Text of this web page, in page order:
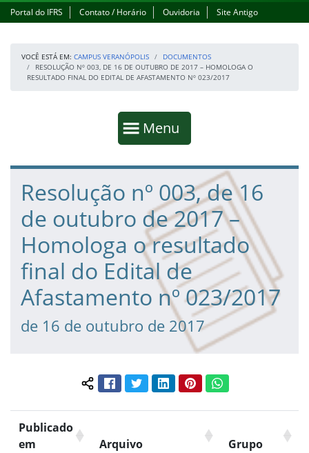
Portal do IFRS Contato / Horário Ouvidoria Site Antigo
VOCÊ ESTÁ EM: CAMPUS VERANÓPOLIS
DOCUMENTOS
RESOLUÇÃO Nº 003, DE 16 DE OUTUBRO DE 2017 – HOMOLOGA O
RESULTADO FINAL DO EDITAL DE AFASTAMENTO Nº 023/2017
Mostrar
Menu
Fim da navegação
Início do conteúdo
Resolução nº 003, de 16
de outubro de 2017 –
Homologa o resultado
final do Edital de
Afastamento nº 023/2017
de 16 de outubro de 2017
Compartilhar conteúdo:
FacebookTwitterLinkedInPinterestWhatsApp
Publicado
em
Arquivo Grupo